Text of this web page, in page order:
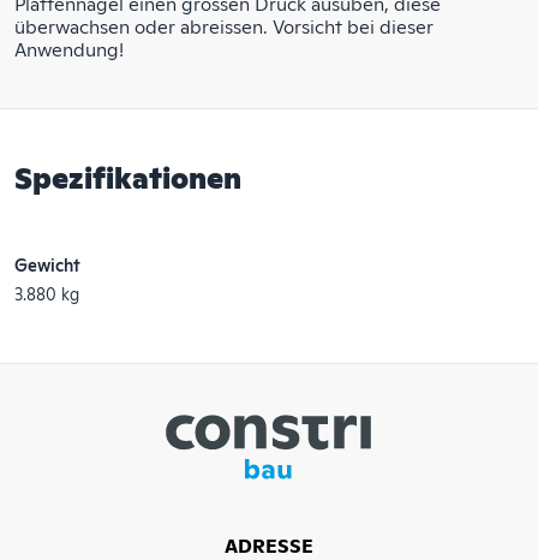
überwachsen oder abreissen. Vorsicht bei dieser
Anwendung!
Spezifikationen
Gewicht
3.880 kg
ADRESSE